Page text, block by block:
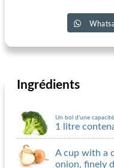
Ingrédients
Un bol d'une
1 litre
A cup with a
onion, finely